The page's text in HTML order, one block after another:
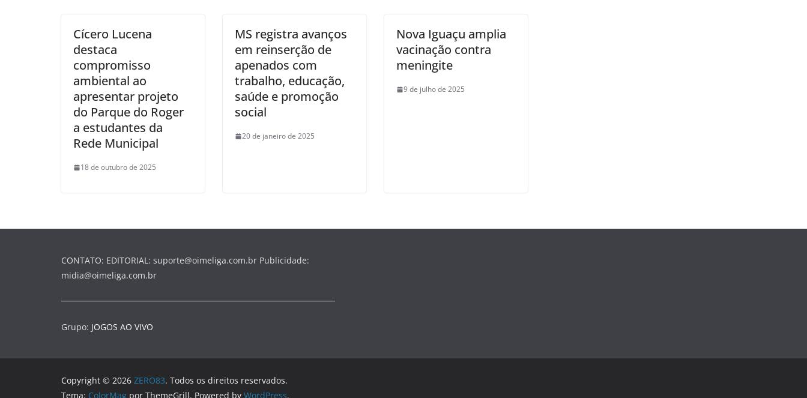
Cícero Lucena
destaca
compromisso
ambiental ao
apresentar projeto
do Parque do Roger
a estudantes da
Rede Municipal
18 de outubro de 2025
MS registra avanços
em reinserção de
apenados com
trabalho, educação,
saúde e promoção
social
20 de janeiro de 2025
Nova Iguaçu amplia
vacinação contra
meningite
9 de julho de 2025
CONTATO: EDITORIAL: suporte@oimeliga.com.br Publicidade:
midia@oimeliga.com.br
Grupo: JOGOS AO VIVO
Copyright © 2026 ZERO83. Todos os direitos reservados.
Tema: ColorMag por ThemeGrill. Powered by WordPress.